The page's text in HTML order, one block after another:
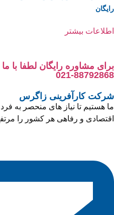
رایگان
اطلاعات بیشتر
برای مشاوره رایگان لطفا با
021-88792868
شرکت کارآفرینی زاگرس
ما هستیم تا نیاز های منحصر به
اقتصادی و رفاهی هر کشور را